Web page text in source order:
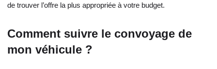
de trouver l’offre la plus appropriée à votre budget.
Comment suivre le convoyage de
mon véhicule ?